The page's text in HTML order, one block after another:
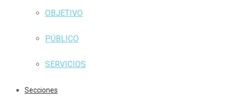
OBJETIVO
PÚBLICO
SERVICIOS
Secciones